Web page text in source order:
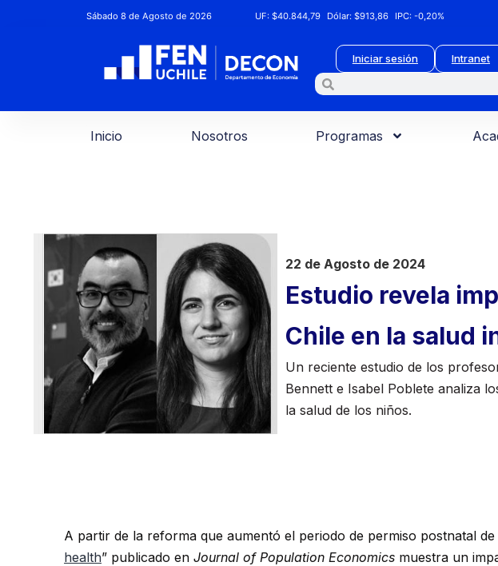
Sábado 8 de Agosto de 2026 UF:$40.844,79 Dólar:$913,86 IPC:-0,20%
Iniciar sesión Intranet
Inicio Nosotros Programas
22 de Agosto de 2024
Estudio revela
Chile en la salud
Un reciente estudio de los
Bennett e Isabel Poblete analiza
la salud de los niños.
A partir de la reforma que aumentó el periodo de permiso postnatal de
health” publicado en Journal of Population Economics muestra un